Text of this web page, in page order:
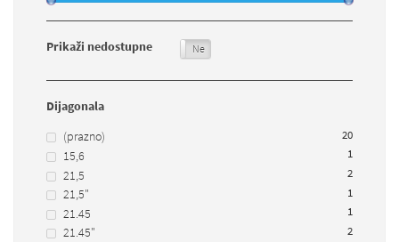
Prikaži nedostupne Ne
Dijagonala
(prazno)
20
15,6 1
21,5 2
21,5" 1
21.45 1
21.45" 2